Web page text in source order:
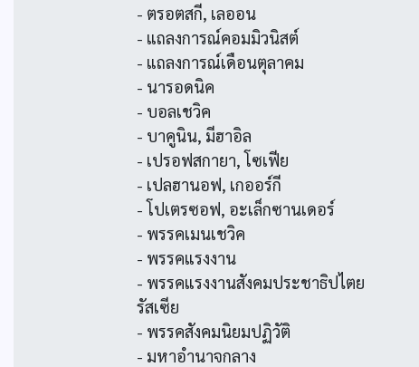
- ตรอตสกี, เลออน
- แถลงการณ์คอมมิวนิสต์
- แถลงการณ์เดือนตุลาคม
- นารอดนิค
- บอลเชวิค
- บาคูนิน, มีฮาอิล
- เปรอฟสกายา, โซเฟีย
- เปลฮานอฟ, เกออร์กี
- โปเตรซอฟ, อะเล็กซานเดอร์
- พรรคเมนเชวิค
- พรรคแรงงาน
- พรรคแรงงานสังคมประชาธิปไตย
รัสเซีย
- พรรคสังคมนิยมปฏิวัติ
- มหาอำนาจกลาง